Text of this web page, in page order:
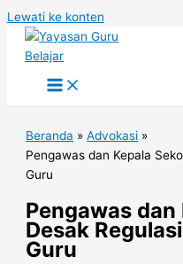
Lewati ke konten
Beranda
Advokasi
Pengawas dan Kepala
Guru
Pengawas dan
Desak
Guru